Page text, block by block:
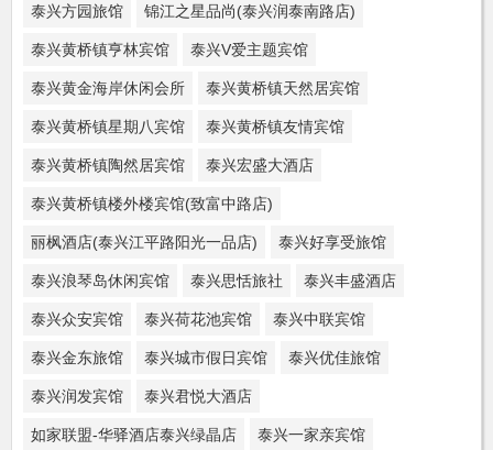
泰兴方园旅馆 锦江之星品尚(泰兴润泰南路店)
泰兴黄桥镇亨林宾馆 泰兴V爱主题宾馆
泰兴黄金海岸休闲会所 泰兴黄桥镇天然居宾馆
泰兴黄桥镇星期八宾馆 泰兴黄桥镇友情宾馆
泰兴黄桥镇陶然居宾馆 泰兴宏盛大酒店
泰兴黄桥镇楼外楼宾馆(致富中路店)
丽枫酒店(泰兴江平路阳光一品店) 泰兴好享受旅馆
泰兴浪琴岛休闲宾馆 泰兴思恬旅社 泰兴丰盛酒店
泰兴众安宾馆 泰兴荷花池宾馆 泰兴中联宾馆
泰兴金东旅馆 泰兴城市假日宾馆 泰兴优佳旅馆
泰兴润发宾馆 泰兴君悦大酒店
如家联盟-华驿酒店泰兴绿晶店 泰兴一家亲宾馆